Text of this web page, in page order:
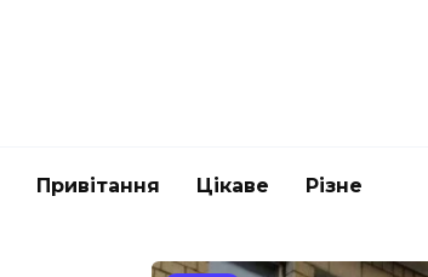
Привітання Цікаве Різне